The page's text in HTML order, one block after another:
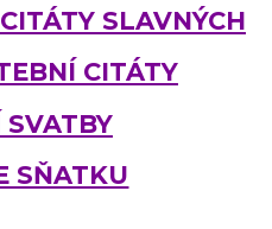
SLAVNÝCH
CITÁTY
SVATBY
SŇATKU